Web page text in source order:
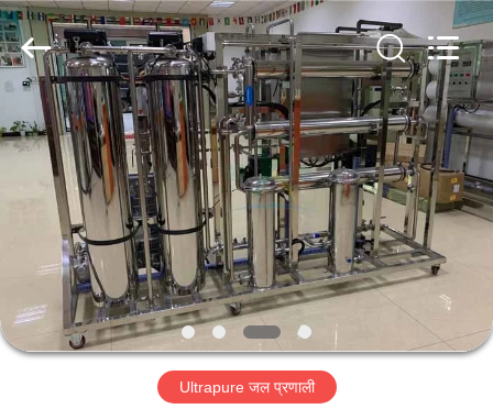
घर
उत्पादों
हमारे
में
Kai
Yuan
Water
Treatment
Equipment
Co.,
Ltd..
Reserved.
Ultrapure जल प्रणाली